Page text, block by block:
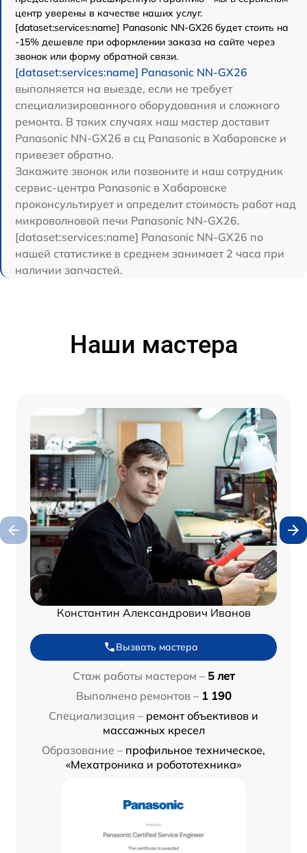
центр уверены в качестве наших услуг.
[dataset:services:name] Panasonic NN-GX26 будет стоить на
-15% дешевле при оформлении заказа на сайте через
звонок или форму обратной связи.
[dataset:services:name] Panasonic NN-GX26
выполняется на выезде, если не требует
специализированного оборудования и сложного
ремонта. В таких случаях наш мастер доставит
Panasonic NN-GX26 в сц Panasonic в Хабаровске и
привезет обратно.
Закажите звонок или позвоните и наш сотрудник
сервис-центра Panasonic в Хабаровске
проконсультирует и определит стоимость работ над
микроволновой печи Panasonic NN-GX26.
[dataset:services:name] Panasonic NN-GX26 по
нашей статистике в среднем занимает 2 часа при
наличии запчастей.
Наши мастера
Константин Александрович Иванов
Вызвать мастера
Стаж работы мастером – 5 лет
Выполнено ремонтов – 1 190
Специализация – ремонт объективов и
массажных кресел
Образование – профильное техническое,
«Мехатроника и робототехника»